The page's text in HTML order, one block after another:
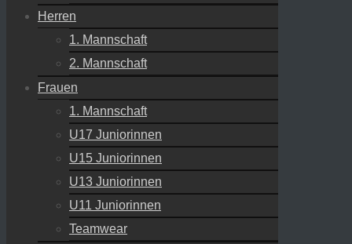
Herren
1. Mannschaft
2. Mannschaft
Frauen
1. Mannschaft
U17 Juniorinnen
U15 Juniorinnen
U13 Juniorinnen
U11 Juniorinnen
Teamwear